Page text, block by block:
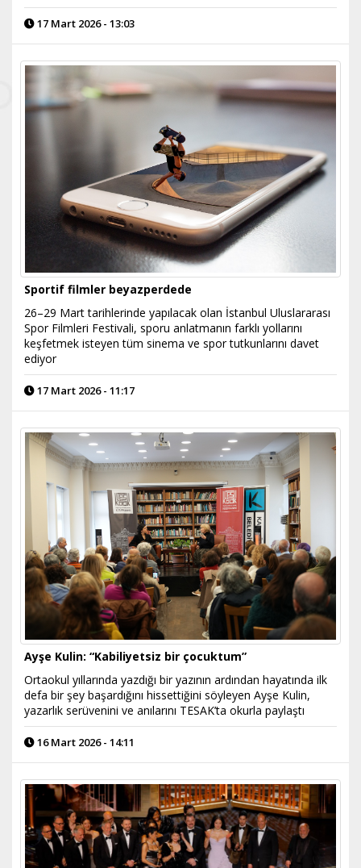
17 Mart 2026 - 13:03
Sportif filmler beyazperdede
26–29 Mart tarihlerinde yapılacak olan İstanbul Uluslararası
Spor Filmleri Festivali, sporu anlatmanın farklı yollarını
keşfetmek isteyen tüm sinema ve spor tutkunlarını davet
ediyor
17 Mart 2026 - 11:17
Ayşe Kulin: “Kabiliyetsiz bir çocuktum”
Ortaokul yıllarında yazdığı bir yazının ardından hayatında ilk
defa bir şey başardığını hissettiğini söyleyen Ayşe Kulin,
yazarlık serüvenini ve anılarını TESAK’ta okurla paylaştı
16 Mart 2026 - 14:11